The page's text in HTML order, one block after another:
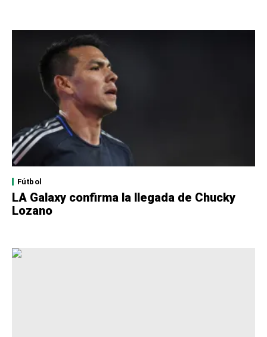
Fútbol
LA Galaxy confirma la llegada de Chucky
Lozano